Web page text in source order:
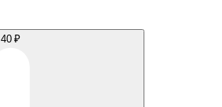
40 ₽